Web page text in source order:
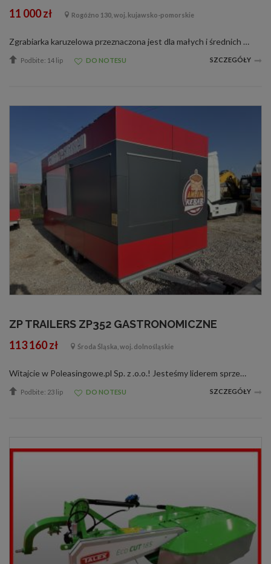
11 000 zł Rogóźno 130, woj. kujawsko-pomorskie
Zgrabiarka karuzelowa przeznaczona jest dla małych i średnich gospodarstw, służy wyłącznie do zgrabiania traw i zielonek nisko-łodygowych oraz siana. Praca maszyną zapewnia układanie równego i przewiewnego pokosu. Posiada osłonę formującą...
Podbite: 14 lip DO NOTESU SZCZEGÓŁY
ZP TRAILERS ZP352 GASTRONOMICZNE
113 160 zł Środa Śląska, woj. dolnośląskie
Witajcie w Poleasingowe.pl Sp. z .o.o.! Jesteśmy liderem sprzedaży samochodów poleasingowych, poflotowych i powindykacyjnych. Mamy dla was świetną okazję! Zobaczcie ZP TRAILERS wraz z raportami stanu technicznego. W razie jakichkolwiek pytań, d...
Podbite: 23 lip DO NOTESU SZCZEGÓŁY